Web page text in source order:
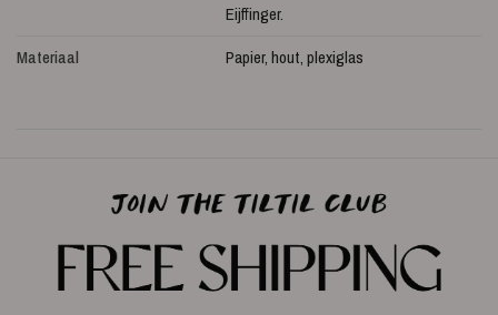
Eijffinger.
Materiaal
Papier, hout, plexiglas